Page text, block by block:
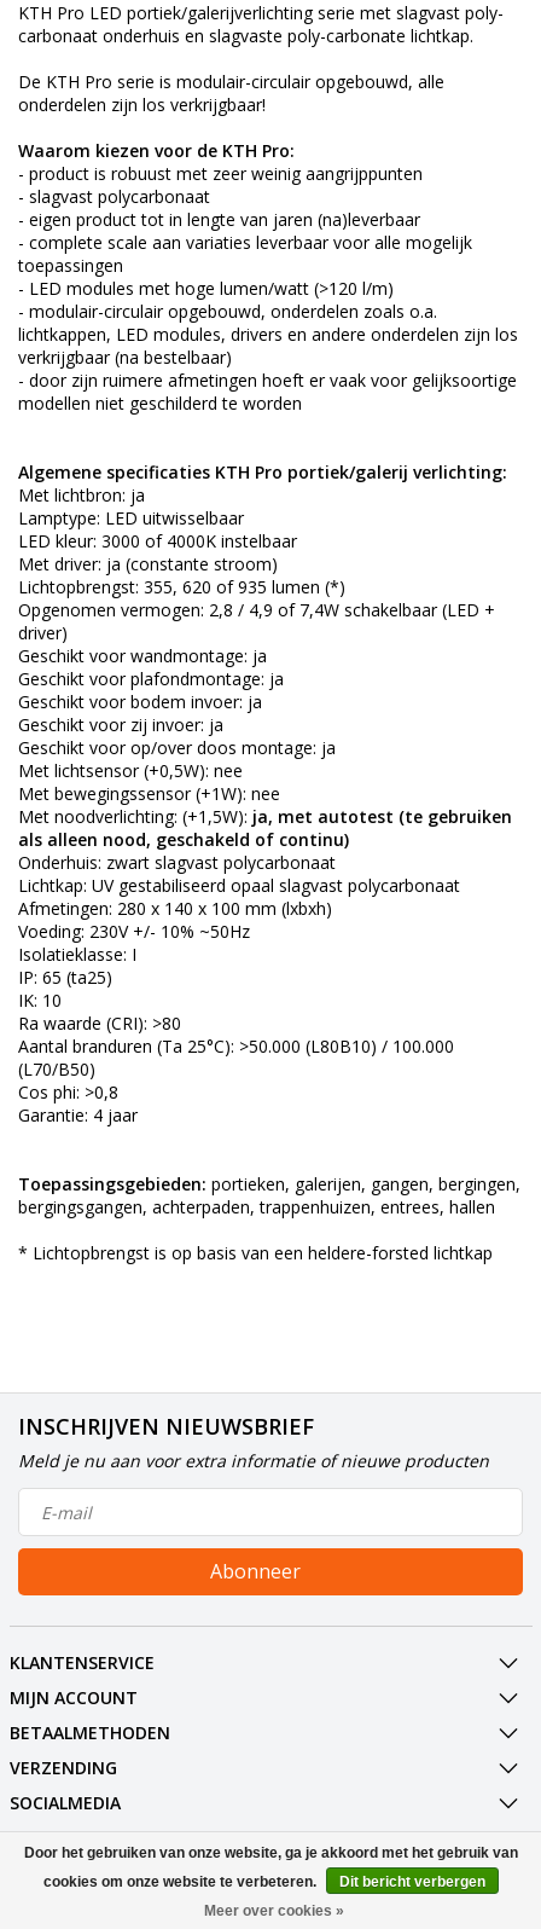
KTH Pro LED portiek/galerijverlichting serie met slagvast poly-
carbonaat onderhuis en slagvaste poly-carbonate lichtkap.
De KTH Pro serie is modulair-circulairopgebouwd, alle
onderdelen zijn los verkrijgbaar!
Waarom kiezen voor de KTH Pro:
- product is robuust met zeer weinig aangrijppunten
- slagvast polycarbonaat
- eigen product tot in lengte van jaren (na)leverbaar
- complete scale aan variaties leverbaar voor alle mogelijk
toepassingen
- LED modules met hoge lumen/watt (>120 l/m)
- modulair-circulair opgebouwd, onderdelen zoals o.a.
lichtkappen, LED modules, drivers en andere onderdelen zijn los
verkrijgbaar (na bestelbaar)
- door zijn ruimere afmetingen hoeft er vaak voor gelijksoortige
modellen niet geschilderd te worden
Algemene specificaties KTH Pro portiek/galerij verlichting:
Met lichtbron: ja
Lamptype: LED uitwisselbaar
LED kleur: 3000 of 4000K instelbaar
Met driver: ja (constante stroom)
Lichtopbrengst: 355, 620 of 935 lumen (*)
Opgenomen vermogen: 2,8 / 4,9 of 7,4W schakelbaar (LED +
driver)
Geschikt voor wandmontage: ja
Geschikt voor plafondmontage: ja
Geschikt voor bodem invoer: ja
Geschikt voor zij invoer: ja
Geschikt voor op/over doos montage: ja
Met lichtsensor (+0,5W): nee
Met bewegingssensor (+1W): nee
Met noodverlichting: (+1,5W): ja, met autotest (te gebruiken
als alleen nood, geschakeld of continu)
Onderhuis: zwart slagvast polycarbonaat
Lichtkap: UV gestabiliseerd opaal slagvast polycarbonaat
Afmetingen: 280 x 140 x 100 mm (lxbxh)
Voeding: 230V +/- 10% ~50Hz
Isolatieklasse: I
IP: 65 (ta25)
IK: 10
Ra waarde (CRI): >80
Aantal branduren (Ta 25°C): >50.000 (L80B10) / 100.000
(L70/B50)
Cos phi: >0,8
Garantie: 4 jaar
Toepassingsgebieden: portieken, galerijen, gangen, bergingen,
bergingsgangen, achterpaden, trappenhuizen, entrees, hallen
* Lichtopbrengst is op basis van een heldere-forsted lichtkap
INSCHRIJVEN NIEUWSBRIEF
Meld je nu aan voor extra informatie of nieuwe producten
Abonneer
KLANTENSERVICE
MIJN ACCOUNT
BETAALMETHODEN
VERZENDING
SOCIALMEDIA
CONTACT
© Copyright 2026 EM Licht B.V.
Door het gebruiken van onze website, ga je akkoord met het gebruik van
cookies om onze website te verbeteren.
Dit bericht verbergen
Meer over cookies »